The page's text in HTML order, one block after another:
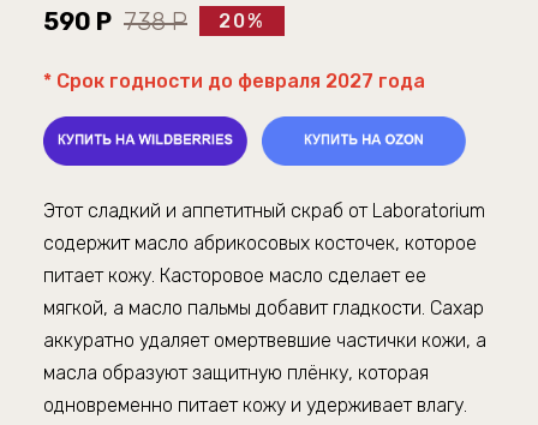
590 Р 738 Р 20%
* Срок годности до февраля 2027 года
Этот сладкий и аппетитный скраб от Laboratorium
содержит масло абрикосовых косточек, которое
питает кожу. Касторовое масло сделает еe
мягкой, а масло пальмы добавит гладкости. Сахар
аккуратно удаляет омертвевшие частички кожи, а
масла образуют защитную плёнку, которая
одновременно питает кожу и удерживает влагу.